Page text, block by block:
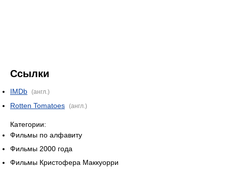
Ссылки
IMDb (англ.)
Rotten Tomatoes (англ.)
Категории:
Фильмы по алфавиту
Фильмы 2000 года
Фильмы Кристофера Маккуорри